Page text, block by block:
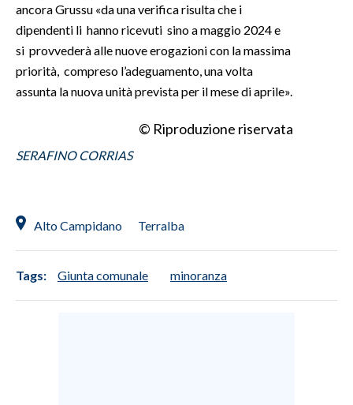
ancora Grussu «da una verifica risulta che i
dipendenti li hanno ricevuti sino a maggio 2024 e
si provvederà alle nuove erogazioni con la massima
priorità, compreso l’adeguamento, una volta
assunta la nuova unità prevista per il mese di aprile».
© Riproduzione riservata
SERAFINO CORRIAS
Alto Campidano Terralba
Tags: Giunta comunale minoranza